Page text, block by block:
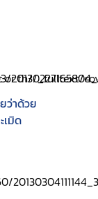
ว่าด้วย
เมิด